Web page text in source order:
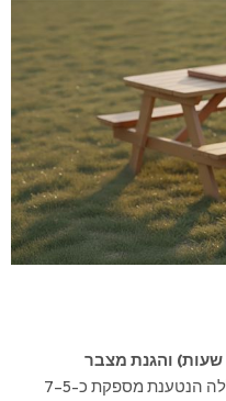
המשיכו לקרר גם הרחק מהשקע: הסוללה הנטענת מספקת כ-5–7